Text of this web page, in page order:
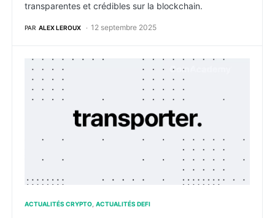
transparentes et crédibles sur la blockchain.
PAR ALEX LEROUX 12 septembre 2025
ACTUALITÉS CRYPTO ACTUALITÉS DEFI